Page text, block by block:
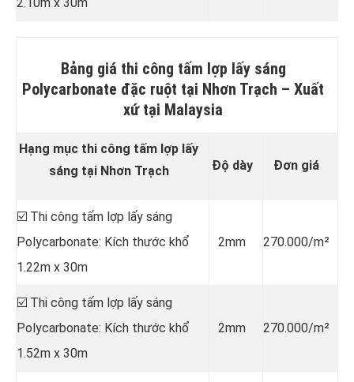
Bảng giá thi công tấm lợp lấy sáng
Polycarbonate đặc ruột tại Nhơn Trạch – Xuất
xứ tại Malaysia
Hạng mục thi công tấm lợp lấy
sáng tại Nhơn Trạch
Độ dày Đơn giá
☑️ Thi công tấm lợp lấy sáng
Polycarbonate: Kích thước khổ
1.22m x 30m
2mm 270.000/m²
☑️ Thi công tấm lợp lấy sáng
Polycarbonate: Kích thước khổ
1.52m x 30m
2mm 270.000/m²